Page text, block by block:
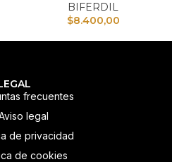
BIFERDIL
$8.400,00
frecuentes
legal
de privacidad
de cookies